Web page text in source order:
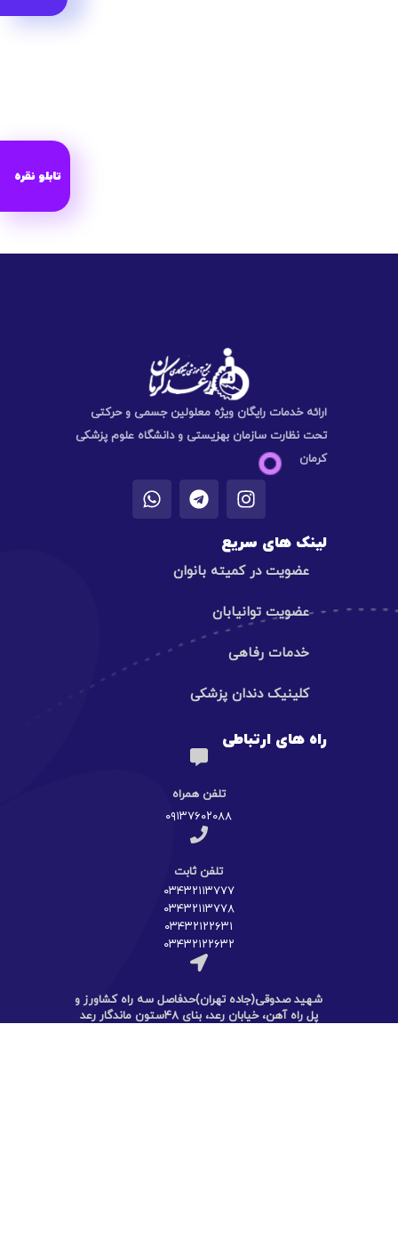
ارائه خدمات رایگان ویژه معلولین جسمی و حرکتی
تحت نظارت سازمان بهزیستی و دانشگاه علوم پزشکی
کرمان
لینک های سریع
عضویت در کمیته بانوان
عضویت توانیابان
خدمات رفاهی
کلینیک دندان پزشکی
راه های ارتباطی
تلفن همراه
۰۹۱۳۷۶۰۲۰۸۸
تلفن ثابت
۰۳۴۳۲۱۱۳۷۷۷
۰۳۴۳۲۱۱۳۷۷۸
۰۳۴۳۲۱۲۲۶۳۱
۰۳۴۳۲۱۲۲۶۳۲
شهید صدوقی(جاده تهران)حدفاصل سه راه کشاورز و
پل راه آهن، خیابان رعد، بنای ۴۸ستون ماندگار رعد
تابلو نقره